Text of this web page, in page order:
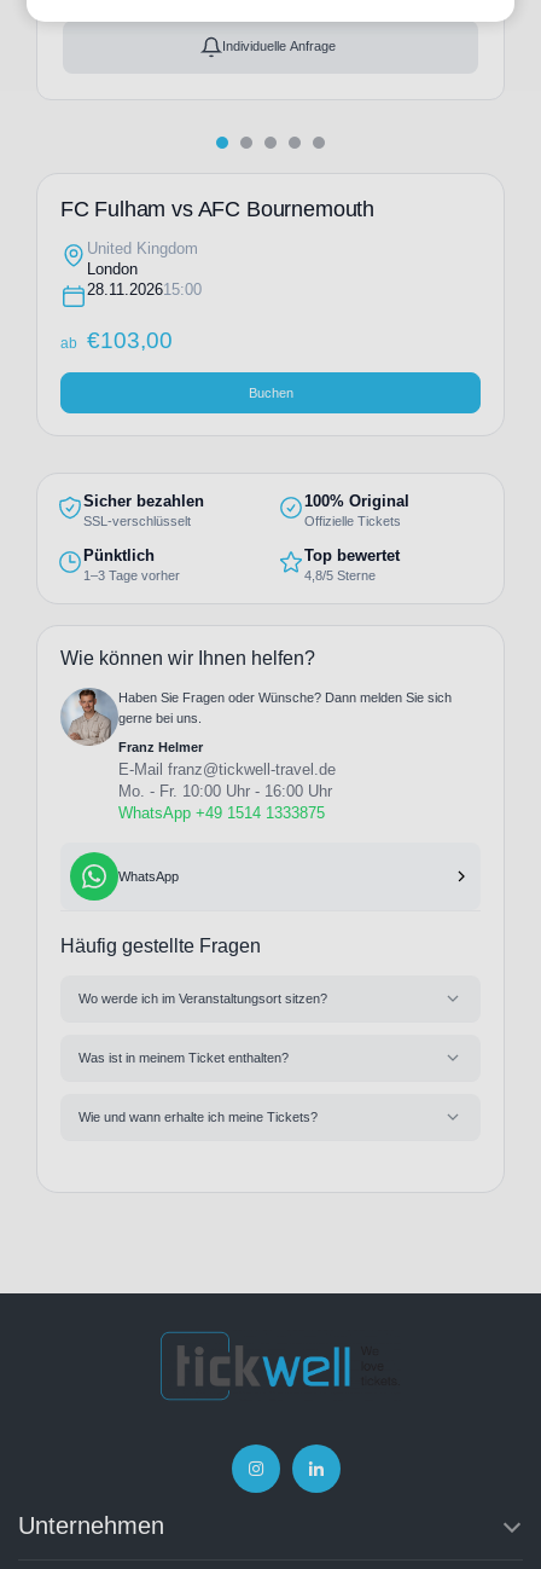
Individuelle Anfrage
FC Fulham vs AFC Bournemouth
United Kingdom
London
28.11.202615:00
ab €103,00
Buchen
Sicher bezahlen
SSL-verschlüsselt
100% Original
Offizielle Tickets
Pünktlich
1–3 Tage vorher
Top bewertet
4,8/5 Sterne
Wie können wir Ihnen helfen?
Haben Sie Fragen oder Wünsche? Dann melden Sie sich
gerne bei uns.
Franz Helmer
E-Mail franz@tickwell-travel.de
Mo. - Fr. 10:00 Uhr - 16:00 Uhr
WhatsApp +49 1514 1333875
WhatsApp
Häufig gestellte Fragen
Wo werde ich im Veranstaltungsort sitzen?
Was ist in meinem Ticket enthalten?
Wie und wann erhalte ich meine Tickets?
Unternehmen